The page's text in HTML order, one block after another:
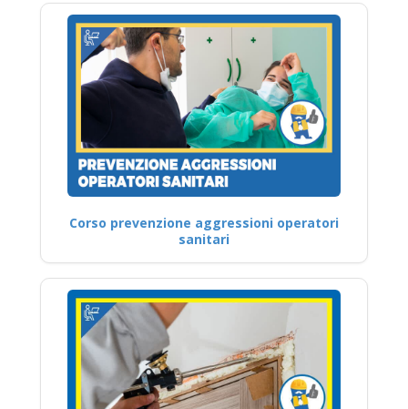
Corso prevenzione aggressioni operatori
sanitari